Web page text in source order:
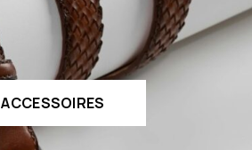
ACCESSOIRES